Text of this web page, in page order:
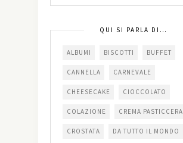
QUI SI PARLA DI…
ALBUMI BISCOTTI BUFFET
CANNELLA CARNEVALE
CHEESECAKE CIOCCOLATO
COLAZIONE CREMA PASTICCERA
CROSTATA DA TUTTO IL MONDO